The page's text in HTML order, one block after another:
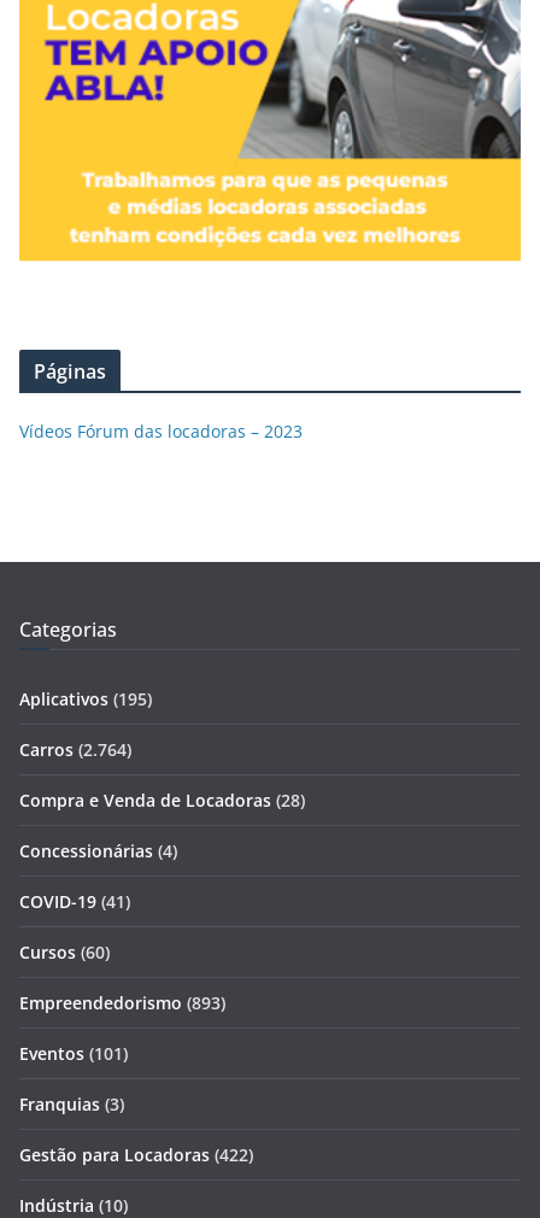
Páginas
Vídeos Fórum das locadoras – 2023
Categorias
Aplicativos (195)
Carros (2.764)
Compra e Venda de Locadoras (28)
Concessionárias (4)
COVID-19 (41)
Cursos (60)
Empreendedorismo (893)
Eventos (101)
Franquias (3)
Gestão para Locadoras (422)
Indústria (10)